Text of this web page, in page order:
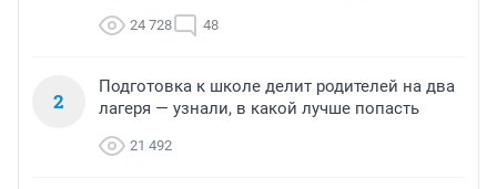
24 728 48
2
Подготовка к школе делит родителей на два
лагеря — узнали, в какой лучше попасть
21 492